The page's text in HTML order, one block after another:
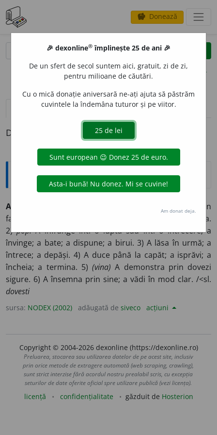
savings Donează
clear
opțiuni
definiții (1) pronunțievolume_up (50)
Definiția cu ID-ul 332730:
Explicative DEX
A DOVED
1) A adeveri prin dovezi sau prin
fapte concrete; a demonstra; a proba; a arăta; a atesta.
2)pop.A înfrânge într-o luptă sau într-o întrecere; a
învinge; a bate; a dispune; a birui. 3) A lăsa în urmă; a
întrece; a depăși. 4) A duce până la capăt; a isprăvi; a
încheia; a termina. 5) (vina) A demonstra prin dovezi
sigure. 6) A însemna prin sine; a vădi în mod clar. /<sl.
dovesti
sursa: NODEX (2002) adăugată de siveco acțiuni
Copyright © 2004-2026 dexonline (https://dexonline.ro)
Preluarea, stocarea sau utilizarea datelor de pe acest site, inclusiv
prin orice metode de extragere automată (web scraping, crawling),
sunt strict interzise fără acordul nostru prealabil scris, cu excepția
seturilor de date oferite oficial spre utilizare publică (vezi licența).
licență confidențialitate găzduit de Hosterion
🎉 dexonline® împlinește 25 de ani 🎉
De un sfert de secol suntem aici, gratuit, zi de zi,
pentru milioane de căutări.
Cu o mică donație aniversară ne-ați ajuta să păstrăm
cuvintele la îndemâna tuturor și pe viitor.
Am donat deja.